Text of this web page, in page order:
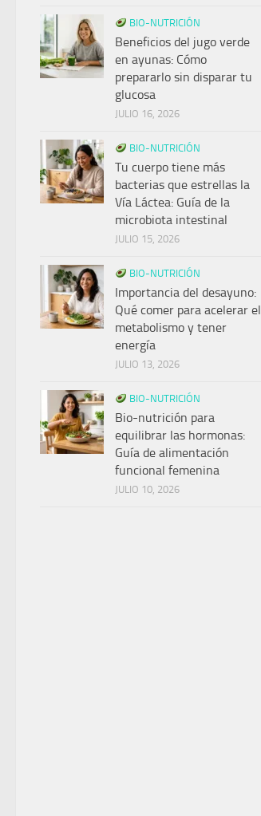
BIO-NUTRICIÓN
Beneficios del jugo verde
en ayunas: Cómo
prepararlo sin disparar tu
glucosa
JULIO 16, 2026
BIO-NUTRICIÓN
Tu cuerpo tiene más
bacterias que estrellas la
Vía Láctea: Guía de la
microbiota intestinal
JULIO 15, 2026
BIO-NUTRICIÓN
Importancia del desayuno:
Qué comer para acelerar el
metabolismo y tener
energía
JULIO 13, 2026
BIO-NUTRICIÓN
Bio-nutrición para
equilibrar las hormonas:
Guía de alimentación
funcional femenina
JULIO 10, 2026